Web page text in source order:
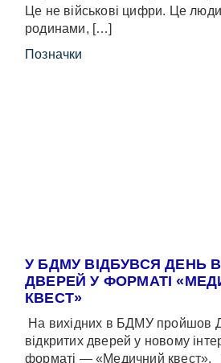
Це не військові цифри. Це
родинами, […]
Позначки
У БДМУ ВІДБУВСЯ ДЕНЬ
ДВЕРЕЙ У ФОРМАТІ
КВЕСТ»
На вихідних в БДМУ пройшов
відкритих дверей у новому
форматі — «Медичний квест».